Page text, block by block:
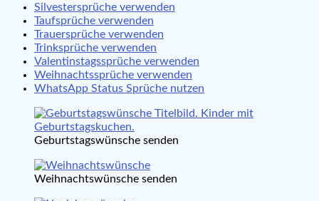
Silvestersprüche verwenden
Taufsprüche verwenden
Trauersprüche verwenden
Trinksprüche verwenden
Valentinstagssprüche verwenden
Weihnachtssprüche verwenden
WhatsApp Status Sprüche nutzen
Geburtstagswünsche senden
Weihnachtswünsche senden